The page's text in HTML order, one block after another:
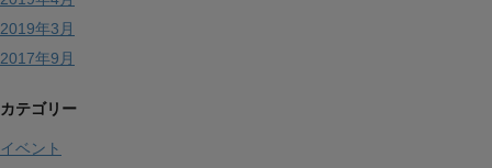
2019年3月
2017年9月
カテゴリー
イベント